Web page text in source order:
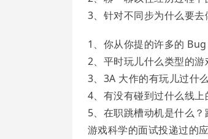
3、针对不同步为什么要去
1、你从你提的许多的
2、平时玩儿什么类型的游
3、3A 大作的有玩儿过什
4、有没有碰到过什么线
5、在职跳槽动机是什么
游戏科学的面试投递过的